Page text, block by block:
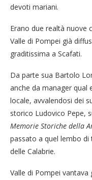
devoti mariani.
Erano due realtà nuove
Valle di Pompei già
graditissima a Scafati.
Da parte sua Bartolo
anche da manager qual
locale, avvalendosi dei
storico Ludovico Pepe,
Memorie Storiche della
passato a quel lembo
delle Calabrie.
Valle di Pompei vantava